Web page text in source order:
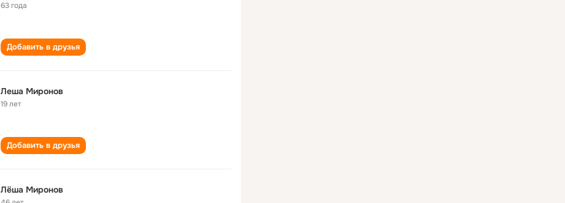
63 года
Добавить в друзья
Леша Миронов
19 лет
Добавить в друзья
Лёша Миронов